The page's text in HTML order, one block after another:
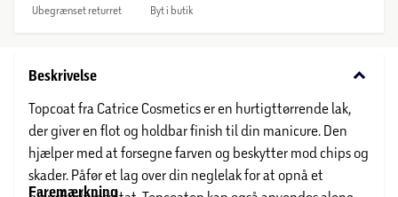
Ubegrænset returret Byt i butik
Beskrivelse keyboard_arrow_down
Topcoat fra Catrice Cosmetics er en hurtigttørrende lak,
der giver en flot og holdbar finish til din manicure. Den
hjælper med at forsegne farven og beskytter mod chips og
skader. Påfør et lag over din neglelak for at opnå et
Faremærkning